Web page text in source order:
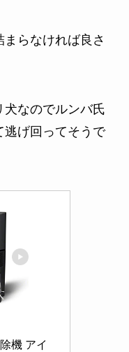
らなければ良さ
なのでルンバ氏
逃げ回ってそうで
機 アイ